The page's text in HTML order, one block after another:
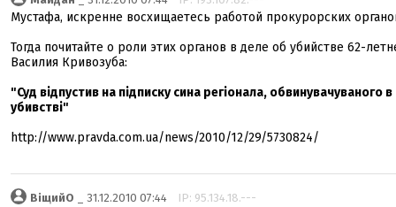
Мустафа, искренне восхищаетесь работой прокурорских
Тогда почитайте о роли этих органов в деле об убийстве 62-
Василия Кривозуба:
"Суд відпустив на підписку сина регіонала, обвинувачуваного в
убивстві"
http://www.pravda.com.ua/news/2010/12/29/5730824/
ВіщийО _ 31.12.2010 07:44 IP: 95.134.18.---